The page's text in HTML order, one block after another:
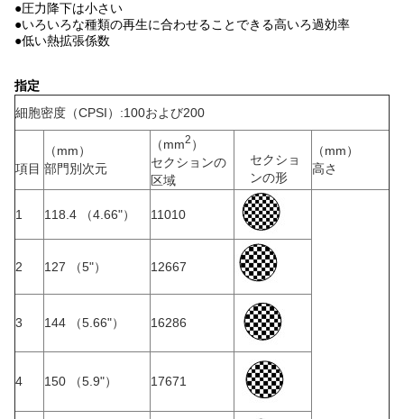
●圧力降下は小さい
●いろいろな種類の再生に合わせることできる高いろ過効率
●低い熱拡張係数
指定
細胞密度（CPSI）:100および200
項目
（mm）
部門別次元
（mm2 ）
セクションの
区域
セクショ
ンの形
（mm）
高さ
1 118.4 （4.66"） 11010
2 127 （5"） 12667
3 144 （5.66"） 16286
4 150 （5.9"） 17671